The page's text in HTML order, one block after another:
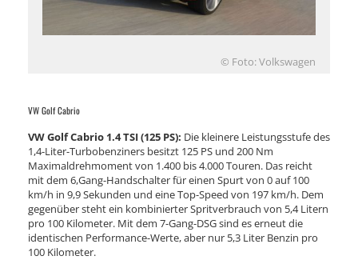
© Foto: Volkswagen
VW Golf Cabrio
VW Golf Cabrio 1.4 TSI (125 PS): Die kleinere Leistungsstufe des
1,4-Liter-Turbobenziners besitzt 125 PS und 200 Nm
Maximaldrehmoment von 1.400 bis 4.000 Touren. Das reicht
mit dem 6,Gang-Handschalter für einen Spurt von 0 auf 100
km/h in 9,9 Sekunden und eine Top-Speed von 197 km/h. Dem
gegenüber steht ein kombinierter Spritverbrauch von 5,4 Litern
pro 100 Kilometer. Mit dem 7-Gang-DSG sind es erneut die
identischen Performance-Werte, aber nur 5,3 Liter Benzin pro
100 Kilometer.